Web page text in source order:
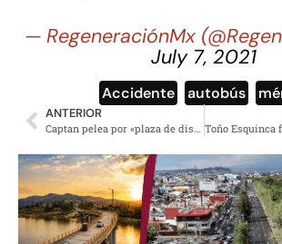
— RegeneraciónMx
July 7, 2021
Accidente autobús
ANTERIOR
Captan pelea por «plaza de distribución» entre gaseros en Cuajimalpa